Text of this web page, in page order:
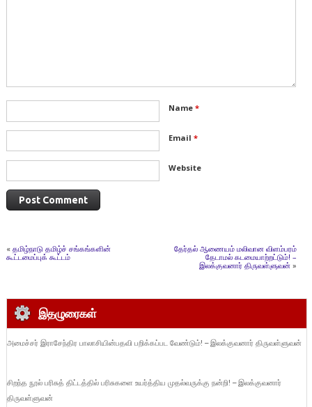
Name *
Email *
Website
« தமிழ்நாடு தமிழ்ச் சங்கங்களின்
கூட்டமைப்புக் கூட்டம்
தேர்தல் ஆணையம் மலிவான விளம்பரம்
தேடாமல் கடமையாற்றட்டும்! –
இலக்குவனார் திருவள்ளுவன் »
இதழுரைகள்
அமைச்சர் இராசேந்திர பாலாசியின்பதவி பறிக்கப்பட வேண்டும்! – இலக்குவனார் திருவள்ளுவன்
சிறந்த நூல் பரிசுத் திட்டத்தில் பரிசுகளை உயர்த்திய முதல்வருக்கு நன்றி! – இலக்குவனார்
திருவள்ளுவன்